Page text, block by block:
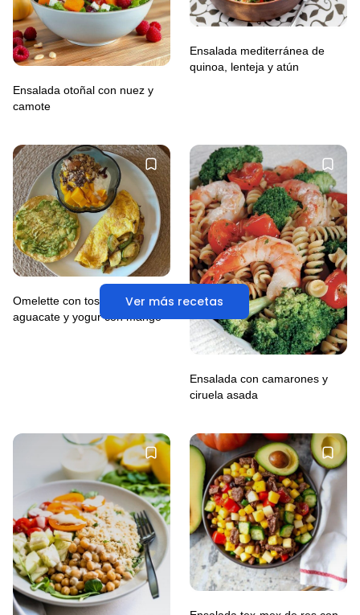
Ver más recetas
Ensalada otoñal con nuez y
camote
Ensalada mediterránea de
quinoa, lenteja y atún
Omelette con tostada de
aguacate y yogur con mango
Ensalada con camarones y
ciruela asada